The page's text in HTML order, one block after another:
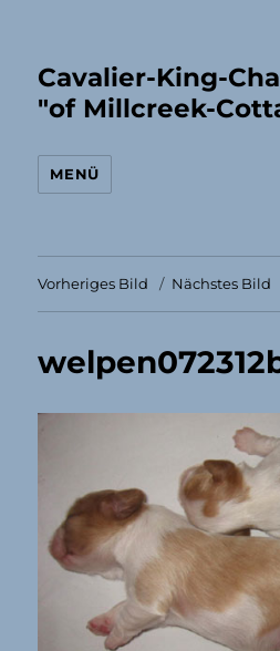
Cavalier-King-
"of Millcreek-
MENÜ
Vorheriges Bild Nächstes Bild